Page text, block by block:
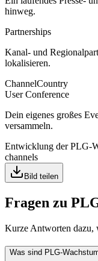
hinweg.
Partnerships
Kanal- und
lokalisieren.
ChannelCountry
User Conference
Dein eigenes großes
versammeln.
Entwicklung der PLG-
channels
Bild teilen
Fragen zu
Kurze Antworten dazu,
Was sind PLG-